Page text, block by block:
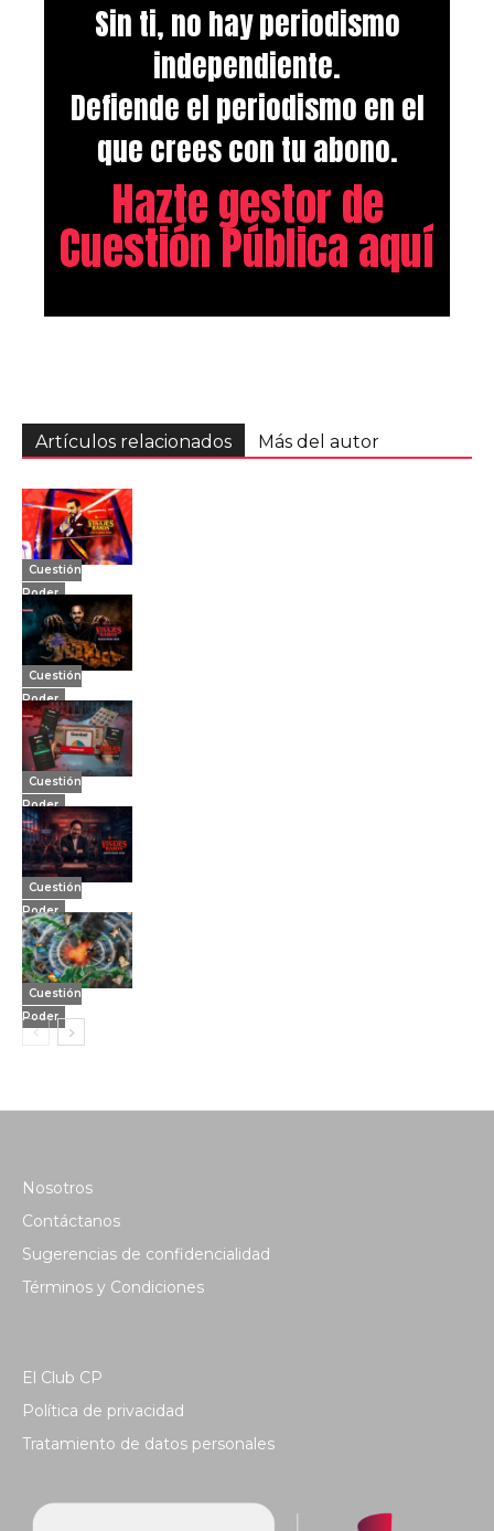
Sin ti, no hay periodismo
independiente.
Defiende el periodismo en el
que crees con tu abono.
Hazte gestor de
Cuestión Pública aquí
Artículos relacionados Más del autor
Cuestión
Poder
Cuestión
Poder
Cuestión
Poder
Cuestión
Poder
Cuestión
Poder
Nosotros
Contáctanos
Sugerencias de confidencialidad
Términos y Condiciones
El Club CP
Política de privacidad
Tratamiento de datos personales